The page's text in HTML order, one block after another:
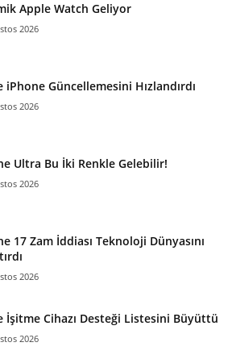
Apple Watch Geliyor
2026
iPhone Güncellemesini Hızlandırdı
2026
Ultra Bu İki Renkle Gelebilir!
2026
17 Zam İddiası Teknoloji Dünyasını
2026
İşitme Cihazı Desteği Listesini Büyüttü
2026